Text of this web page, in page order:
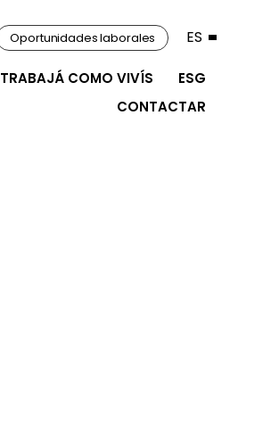
TRABAJÁ COMO VIVÍS
ESG
CONTACTAR
Oportunidades laborales ES